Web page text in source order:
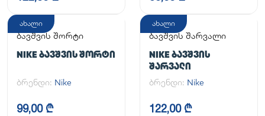
ახალი
ბავშვის შორტი
NIKE ᲑᲐᲕᲨᲕᲘᲡ ᲨᲝᲠᲢᲘ
ბრენდი: Nike
99,00 ₾
ახალი
ბავშვის შარვალი
NIKE ᲑᲐᲕᲨᲕᲘᲡ
ᲨᲐᲠᲕᲐᲚᲘ
ბრენდი: Nike
122,00 ₾